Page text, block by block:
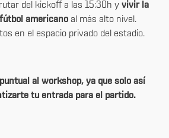
del kickoff a las 15:30h y vivir la
americano al más alto nivel.
en el espacio privado del estadio.
puntual al workshop, ya que solo así
tu entrada para el partido.